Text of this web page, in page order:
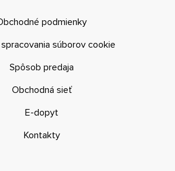
podmienky
súborov cookie
Spôsob predaja
Obchodná sieť
E-dopyt
Kontakty